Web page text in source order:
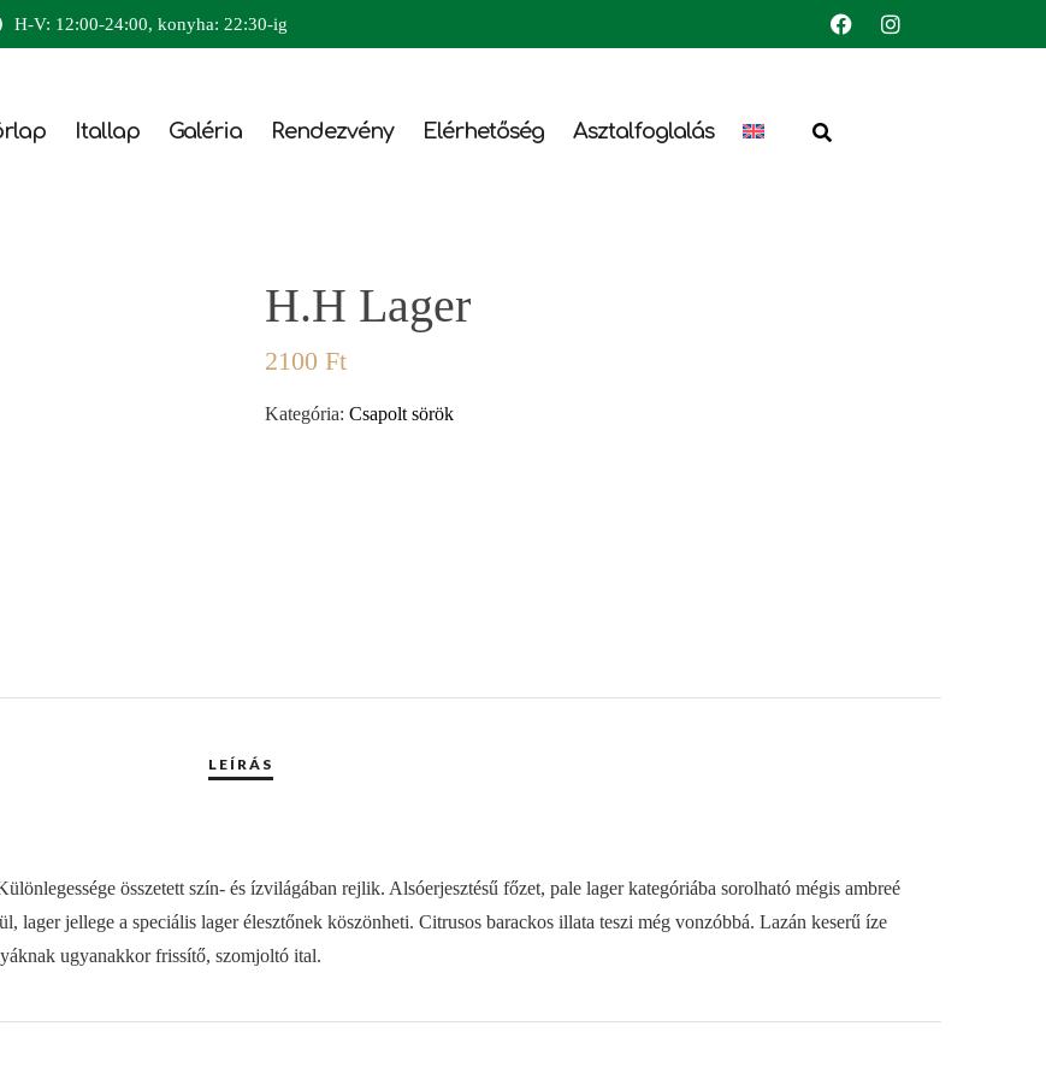
H-V: 12:00-24:00, konyha: 22:30-ig
Itallap Galéria Rendezvény Elérhetőség Asztalfoglalás
H.H Lager
2100Ft
Kategória:Csapolt sörök
összetett szín- és ízvilágában rejlik. Alsóerjesztésű főzet, pale lager kategóriába sorolható mégis ambreé
lager jellege a speciális lager élesztőnek köszönheti. Citrusos barackos illata teszi még vonzóbbá. Lazán keserű íze
ugyanakkor frissítő, szomjoltó ital.